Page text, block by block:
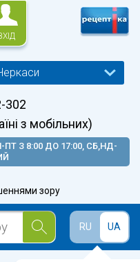
302
з мобільних)
З 8:00 ДО 17:00, СБ,НД-
зору
RU UA